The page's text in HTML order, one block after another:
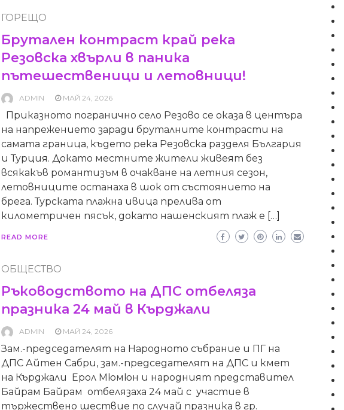
ГОРЕЩО
Брутален контраст край река
Резовска хвърли в паника
пътешественици и летовници!
ADMIN МАЙ 24, 2026
Приказното погранично село Резово се оказа в центъра
на напрежението заради бруталните контрасти на
самата граница, където река Резовска разделя България
и Турция. Докато местните жители живеят без
всякакъв романтизъм в очакване на летния сезон,
летовниците останаха в шок от състоянието на
брега. Турската плажна ивица прелива от
километричен пясък, докато нашенският плаж е […]
READ MORE
ОБЩЕСТВО
Ръководството на ДПС отбеляза
празника 24 май в Кърджали
ADMIN МАЙ 24, 2026
Зам.-председателят на Народното събрание и ПГ на
ДПС Айтен Сабри, зам.-председателят на ДПС и кмет
на Кърджали Ерол Мюмюн и народният представител
Байрам Байрам отбелязаха 24 май с участие в
тържествено шествие по случай празника в гр.